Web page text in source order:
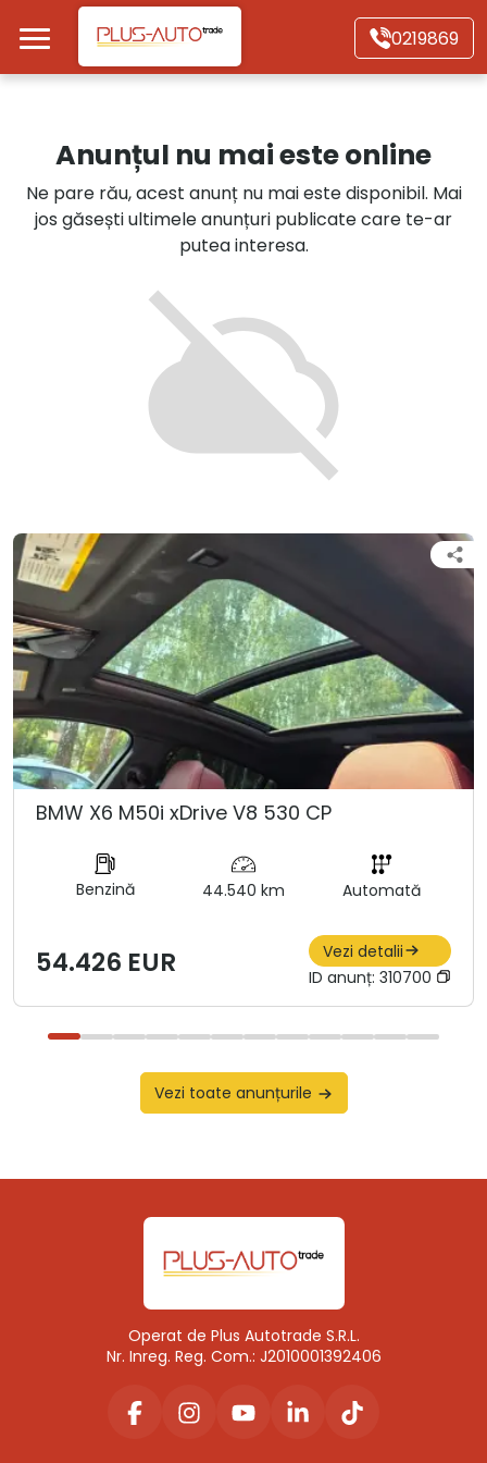
Mergi direct la conținutul principal
0219869
Autoturisme
Motociclete
Autoutilitare
Alte tipuri vehicule
Anunțul nu mai este online
Ne pare rău, acest anunț nu mai este disponibil. Mai
jos găsești ultimele anunțuri publicate care te-ar
putea interesa.
BMW X6 M50i xDrive V8 530 CP
Benzină 44.540 km Automată
54.426 EUR
Vezi detalii
ID anunț: 310700
Vezi toate anunțurile
Operat de Plus Autotrade S.R.L.
Nr. Inreg. Reg. Com.: J2010001392406